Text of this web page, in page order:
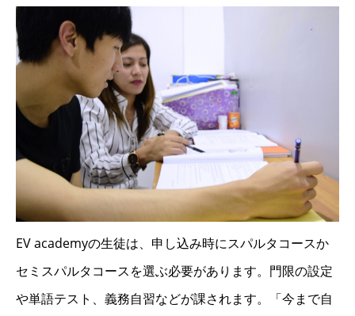
EV academyの生徒は、申し込み時にスパルタコースか
セミスパルタコースを選ぶ必要があります。門限の設定
や単語テスト、義務自習などが課されます。「今まで自